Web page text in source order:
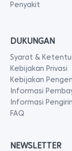
Penyakit
DUKUNGAN
Syarat &
Kebijakan Privasi
Kebijakan
Informasi
Informasi
FAQ
NEWSLETTER